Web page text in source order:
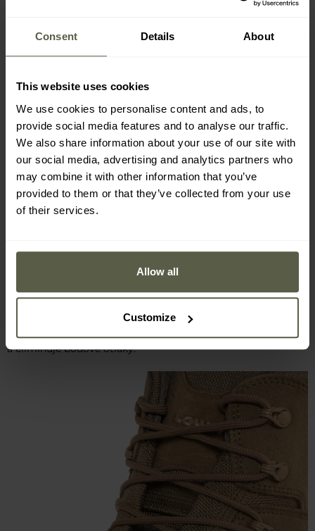
Consent Details About
This website uses cookies
We use cookies to personalise content and ads, to
provide social media features and to analyse our traffic.
We also share information about your use of our site with
our social media, advertising and analytics partners who
may combine it with other information that you’ve
provided to them or that they’ve collected from your use
of their services.
Allow all
Customize
ODOLNÉ TKANIČKY,
NÍZKOPROFILOVÁ, KOVOVÁ OČKA
Kovová očka nízkoprofilová, umístěná v horní části svršku,
umožňují rychlé a pohodlné šněrování. Spodní část oček je
a eliminuje bodové otlaky.